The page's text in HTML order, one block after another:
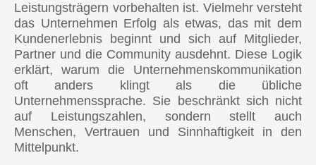
Leistungsträgern vorbehalten ist. Vielmehr versteht
das Unternehmen Erfolg als etwas, das mit dem
Kundenerlebnis beginnt und sich auf Mitglieder,
Partner und die Community ausdehnt. Diese Logik
erklärt, warum die Unternehmenskommunikation
oft anders klingt als die übliche
Unternehmenssprache. Sie beschränkt sich nicht
auf Leistungszahlen, sondern stellt auch
Menschen, Vertrauen und Sinnhaftigkeit in den
Mittelpunkt.